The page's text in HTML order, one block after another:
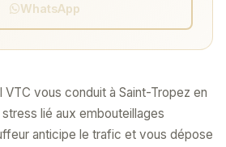
VTC vous conduit à Saint-Tropez en
lié aux embouteillages
anticipe le trafic et vous dépose
WhatsApp